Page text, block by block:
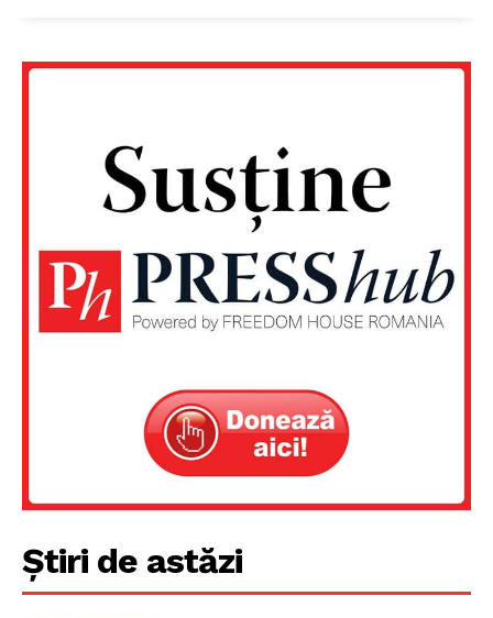
Un proiect
FREEDOM HOUSE ROMÂNIA
PRESShub
Știri de astăzi